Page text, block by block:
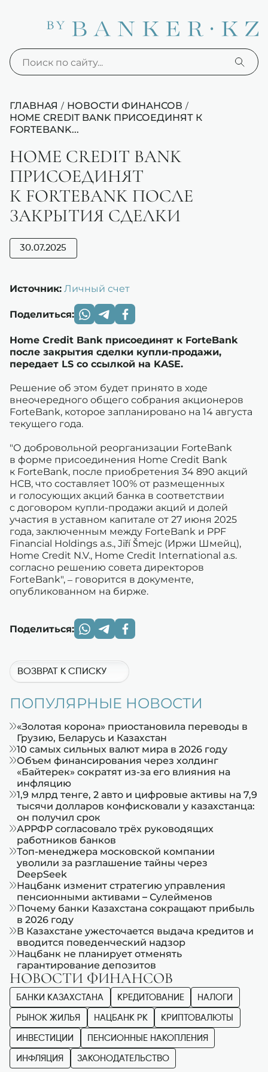
ГЛАВНАЯ / НОВОСТИ ФИНАНСОВ /
HOME CREDIT BANK ПРИСОЕДИНЯТ К
FORTEBANK...
HOME CREDIT BANK
ПРИСОЕДИНЯТ
К FORTEBANK ПОСЛЕ
ЗАКРЫТИЯ СДЕЛКИ
30.07.2025
Источник: Личный счет
Поделиться:
Home Credit Bank присоединят к ForteBank
после закрытия сделки купли-продажи,
передает LS со ссылкой на KASE.
Решение об этом будет принято в ходе
внеочередного общего собрания акционеров
ForteBank, которое запланировано на 14 августа
текущего года.
"О добровольной реорганизации ForteBank
в форме присоединения Home Credit Bank
к ForteBank, после приобретения 34 890 акций
HCB, что составляет 100% от размещенных
и голосующих акций банка в соответствии
с договором купли-продажи акций и долей
участия в уставном капитале от 27 июня 2025
года, заключенным между ForteBank и PPF
Financial Holdings a.s., Jiří Šmejc (Иржи Шмейц),
Home Credit N.V., Home Credit International a.s.
согласно решению совета директоров
ForteBank", – говорится в документе,
опубликованном на бирже.
Поделиться:
ВОЗВРАТ К СПИСКУ
ПОПУЛЯРНЫЕ НОВОСТИ
«Золотая корона» приостановила переводы в
Грузию, Беларусь и Казахстан
10 самых сильных валют мира в 2026 году
Объем финансирования через холдинг
«Байтерек» сократят из-за его влияния на
инфляцию
1,9 млрд тенге, 2 авто и цифровые активы на 7,9
тысячи долларов конфисковали у казахстанца:
он получил срок
АРРФР согласовало трёх руководящих
работников банков
Топ-менеджера московской компании
уволили за разглашение тайны через
DeepSeek
Нацбанк изменит стратегию управления
пенсионными активами – Сулейменов
Почему банки Казахстана сокращают прибыль
в 2026 году
В Казахстане ужесточается выдача кредитов и
вводится поведенческий надзор
Нацбанк не планирует отменять
гарантирование депозитов
НОВОСТИ ФИНАНСОВ
БАНКИ КАЗАХСТАНА КРЕДИТОВАНИЕ НАЛОГИ
РЫНОК ЖИЛЬЯ НАЦБАНК РК КРИПТОВАЛЮТЫ
ИНВЕСТИЦИИ ПЕНСИОННЫЕ НАКОПЛЕНИЯ
ИНФЛЯЦИЯ ЗАКОНОДАТЕЛЬСТВО